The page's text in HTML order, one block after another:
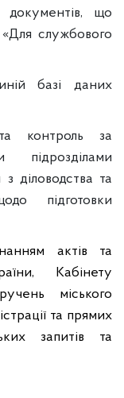
документів, що
службового
базі даних
контроль за
підрозділами
з діловодства та
підготовки
актів та
Кабінету
міського
та прямих
запитів та